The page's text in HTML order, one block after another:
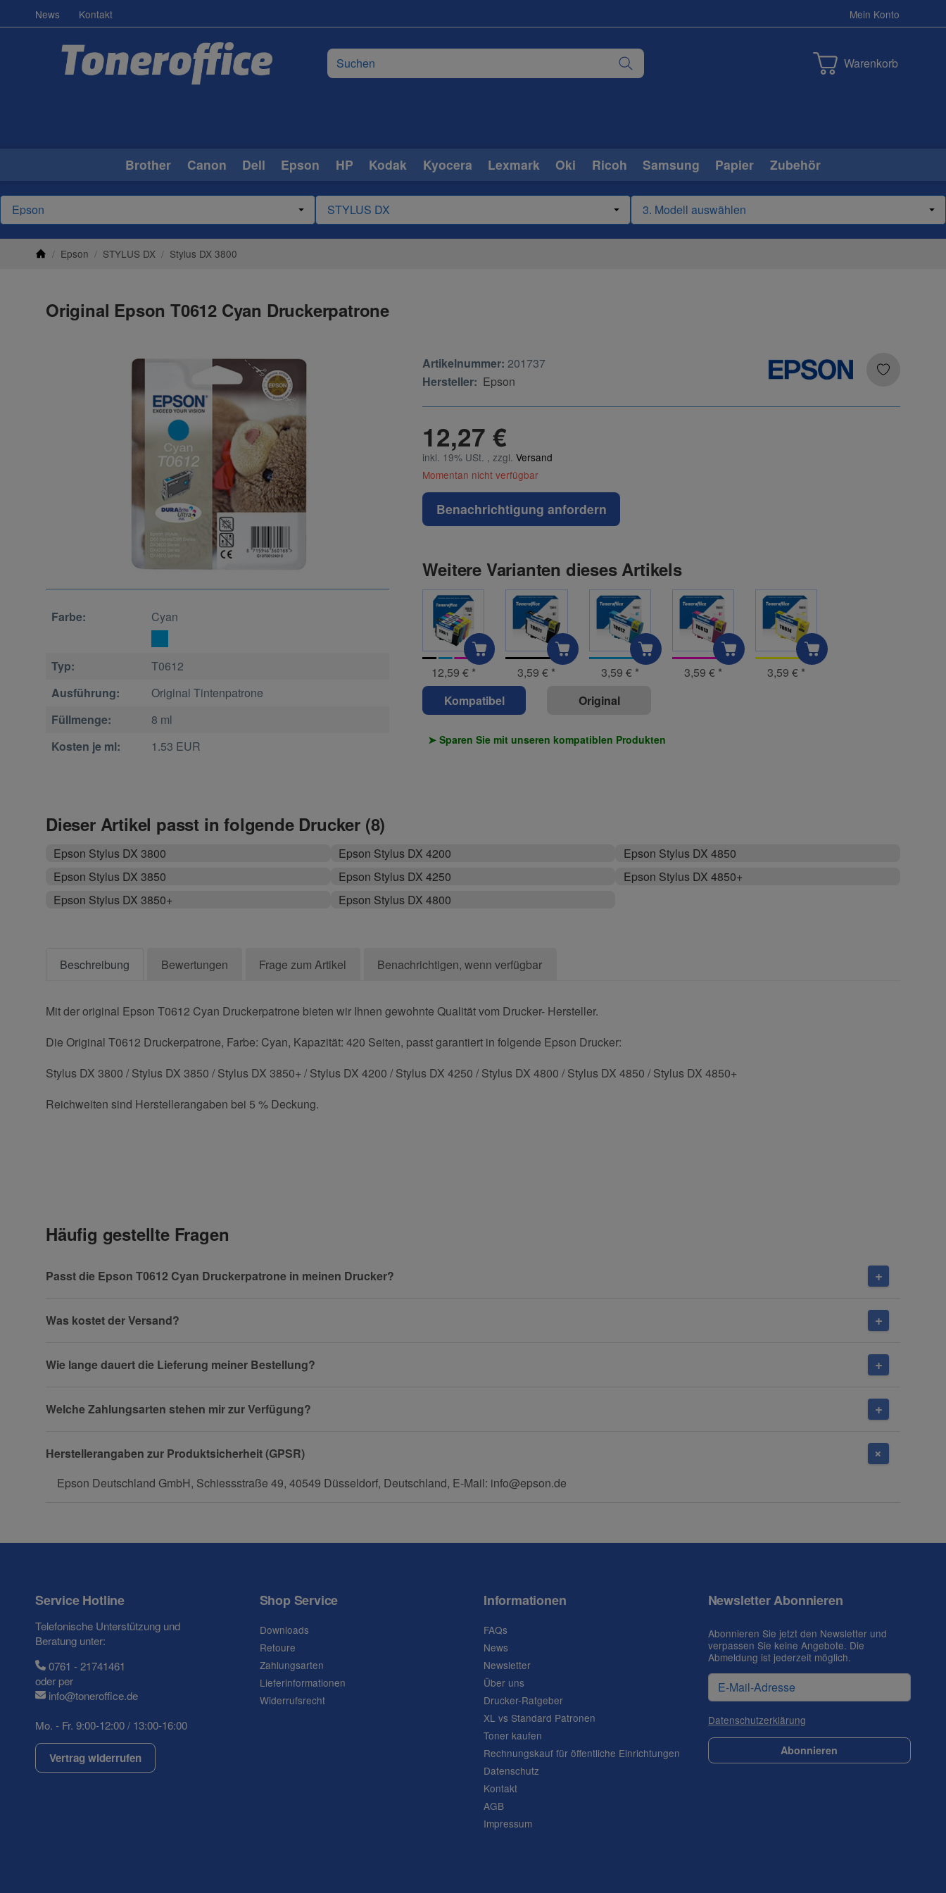
News Kontakt Mein Konto
Warenkorb
Brother Canon Dell Epson HP Kodak Kyocera Lexmark Oki Ricoh Samsung Papier Zubehör
/ Epson / STYLUS DX / Stylus DX 3800
Original Epson T0612 Cyan Druckerpatrone
Farbe: Cyan
Typ:
T0612
Ausführung:
Original Tintenpatrone
Füllmenge:
8 ml
Kosten je ml:
1.53 EUR
Artikelnummer: 201737
Hersteller: Epson
12,27 €
inkl. 19% USt. , zzgl.Versand
Momentan nicht verfügbar
Benachrichtigung anfordern
Weitere Varianten dieses Artikels
12,59 € * 3,59 € * 3,59 € * 3,59 € * 3,59 € *
Kompatibel
Original
➤ Sparen Sie mit unseren kompatiblen Produkten
Dieser Artikel passt in folgende Drucker (8)
Epson Stylus DX 3800
Epson Stylus DX 3850
Epson Stylus DX 3850+
Epson Stylus DX 4200
Epson Stylus DX 4250
Epson Stylus DX 4800
Epson Stylus DX 4850
Epson Stylus DX 4850+
Beschreibung Bewertungen Frage zum Artikel Benachrichtigen, wenn verfügbar
Mit der original Epson T0612 Cyan Druckerpatrone bieten wir Ihnen gewohnte Qualität vom Drucker- Hersteller.
Die Original T0612 Druckerpatrone, Farbe: Cyan, Kapazität: 420 Seiten, passt garantiert in folgende Epson Drucker:
Stylus DX 3800 / Stylus DX 3850 / Stylus DX 3850+ / Stylus DX 4200 / Stylus DX 4250 / Stylus DX 4800 / Stylus DX 4850 / Stylus DX 4850+
Reichweiten sind Herstellerangaben bei 5 % Deckung.
Telefon
Fax
Ihre Frage
(* = Pflichtfelder)
Häufig gestellte Fragen
Passt die Epson T0612 Cyan Druckerpatrone in meinen Drucker?
Was kostet der Versand?
Wie lange dauert die Lieferung meiner Bestellung?
Welche Zahlungsarten stehen mir zur Verfügung?
Herstellerangaben zur Produktsicherheit (GPSR)
Epson Deutschland GmbH, Schiessstraße 49, 40549 Düsseldorf, Deutschland, E-Mail: info@epson.de
Service Hotline
Telefonische Unterstützung und
Beratung unter:
0761 - 21741461
oder per
info@toneroffice.de
Mo. - Fr. 9:00-12:00 / 13:00-16:00
Vertrag widerrufen
Shop Service
Downloads
Retoure
Zahlungsarten
Lieferinformationen
Widerrufsrecht
Informationen
FAQs
News
Newsletter
Über uns
Drucker-Ratgeber
XL vs Standard Patronen
Toner kaufen
Rechnungskauf für öffentliche Einrichtungen
Datenschutz
Kontakt
AGB
Impressum
Newsletter Abonnieren
Abonnieren Sie jetzt den Newsletter und
verpassen Sie keine Angebote. Die
Abmeldung ist jederzeit möglich.
Datenschutzerklärung
Abonnieren